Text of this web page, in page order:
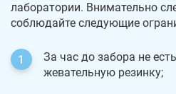
лаборатории. Внимательно
соблюдайте следующие
За час до забора не
жевательную резинку;